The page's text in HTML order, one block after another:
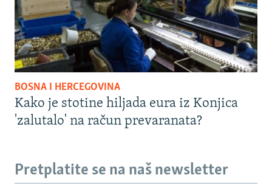
BOSNA I HERCEGOVINA
Kako je stotine hiljada eura iz Konjica
'zalutalo' na račun prevaranata?
Pretplatite se na naš newsletter